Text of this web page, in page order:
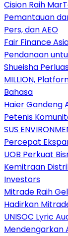
Cision Raih
Pemantauan
Pers, dan AEO
Fair Finance
Pendanaan
Shueisha
MILLION,
Bahasa
Haier Gandeng
Petenis
SUS
Percepat
UOB Perkuat
Kemitraan
Investors
Mitrade Raih
Hadirkan
UNISOC Lyric
Mendengarkan